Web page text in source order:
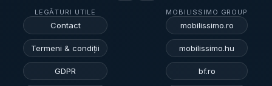
LEGĂTURI UTILE
Contact
Termeni & condiții
GDPR
MOBILISSIMO GROUP
mobilissimo.ro
mobilissimo.hu
bf.ro